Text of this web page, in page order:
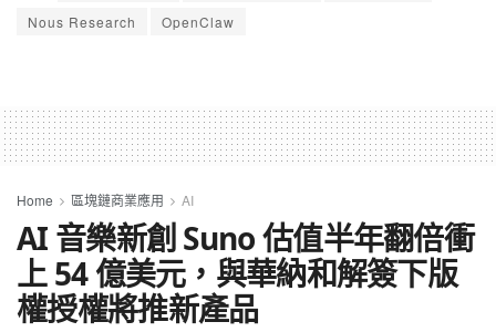
Nous Research
OpenClaw
Home 區塊鏈商業應用 AI
AI 音樂新創 Suno 估值半年翻倍衝
上 54 億美元，與華納和解簽下版
權授權將推新產品